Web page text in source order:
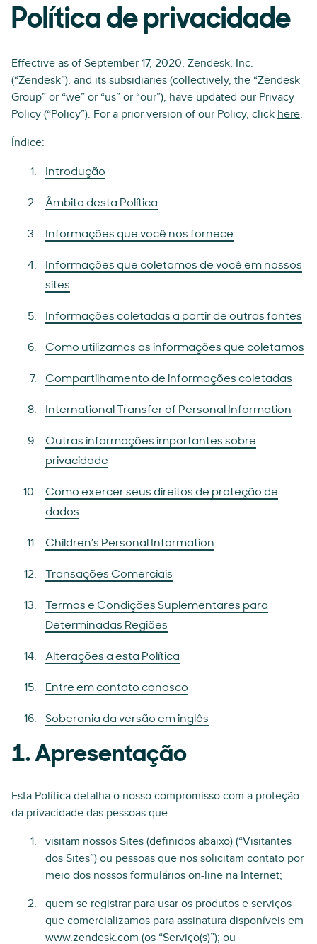
Política de privacidade
Effective as of September 17, 2020, Zendesk, Inc.
(“Zendesk”), and its subsidiaries (collectively, the “Zendesk
Group” or “we” or “us” or “our”), have updated our Privacy
Policy (“Policy”). For a prior version of our Policy, click here.
Índice:
Introdução
Âmbito desta Política
Informações que você nos fornece
Informações que coletamos de você em nossos
sites
Informações coletadas a partir de outras fontes
Como utilizamos as informações que coletamos
Compartilhamento de informações coletadas
International Transfer of Personal Information
Outras informações importantes sobre
privacidade
Como exercer seus direitos de proteção de
dados
Children’s Personal Information
Transações Comerciais
Termos e Condições Suplementares para
Determinadas Regiões
Alterações a esta Política
Entre em contato conosco
Soberania da versão em inglês
1. Apresentação
Esta Política detalha o nosso compromisso com a proteção
da privacidade das pessoas que:
visitam nossos Sites (definidos abaixo) (“Visitantes
dos Sites”) ou pessoas que nos solicitam contato por
meio dos nossos formulários on-line na Internet;
quem se registrar para usar os produtos e serviços
que comercializamos para assinatura disponíveis em
www.zendesk.com (os “Serviço(s)”); ou